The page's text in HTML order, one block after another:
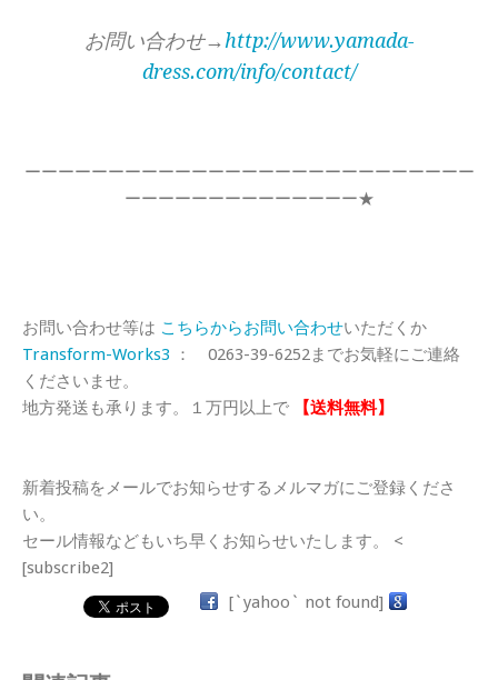
お問い合わせ→http://www.yamada-
dress.com/info/contact/
ーーーーーーーーーーーーーーーーーーーーーーーーーーー
ーーーーーーーーーーーーーー★
お問い合わせ等は こちらからお問い合わせいただくか
Transform-Works3 ： 0263-39-6252までお気軽にご連絡
くださいませ。
地方発送も承ります。１万円以上で
【送料無料】
新着投稿をメールでお知らせするメルマガにご登録くださ
い。
セール情報などもいち早くお知らせいたします。 <
[subscribe2]
[`yahoo` not found]